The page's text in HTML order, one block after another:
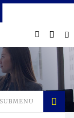
SUBMENU